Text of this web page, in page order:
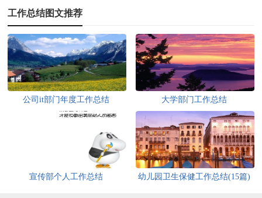
工作总结图文推荐
公司it部门年度工作总结 大学部门工作总结
宣传部个人工作总结 幼儿园卫生保健工作总结(15篇)